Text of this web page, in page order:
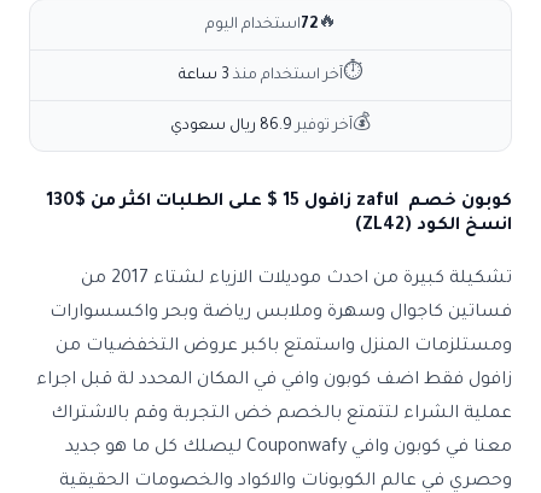
🔥
72استخدام اليوم
⏱آخر استخدام منذ 3 ساعة
💰آخر توفير 86.9 ريال سعودي
كوبون خصم zaful زافول 15 $ على الطلبات اكثر من $130
انسخ الكود (ZL42)
تشكيلة كبيرة من احدث موديلات الازياء لشتاء 2017 من
فساتين كاجوال وسهرة وملابس رياضة وبحر واكسسوارات
ومستلزمات المنزل واستمتع باكبر عروض التخفضيات من
زافول فقط اضف كوبون وافي في المكان المحدد لة قبل اجراء
عملية الشراء لتتمتع بالخصم خض التجربة وقم بالاشتراك
معنا في كوبون وافي Couponwafy ليصلك كل ما هو جديد
وحصري في عالم الكوبونات والاكواد والخصومات الحقيقية